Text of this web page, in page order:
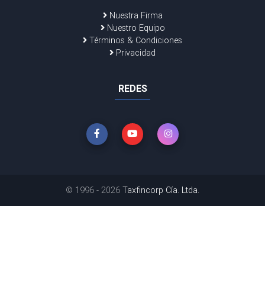
Nuestra Firma
Nuestro Equipo
Términos & Condiciones
Privacidad
REDES
© 1996 - 2026 Taxfincorp Cía. Ltda.